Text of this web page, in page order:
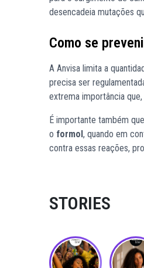
desencadeia mutações
Como se
A Anvisa limita a
precisa ser
extrema importância
É importante também
o formol, quando em
contra essas reações,
STORIES